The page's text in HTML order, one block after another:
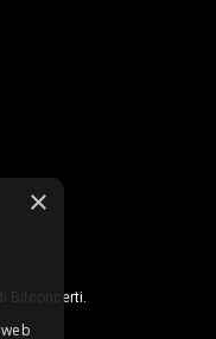
Bitconcerti.
×